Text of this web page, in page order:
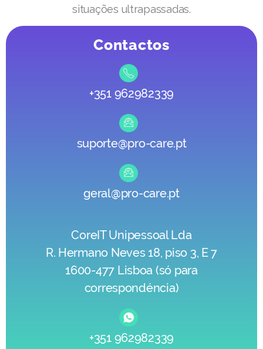
situações ultrapassadas.
Contactos
+351 962982339
suporte@pro-care.pt
geral@pro-care.pt
CoreIT Unipessoal Lda
R. Hermano Neves 18, piso 3, E 7
1600-477 Lisboa (só para
correspondéncia)
+351 962982339